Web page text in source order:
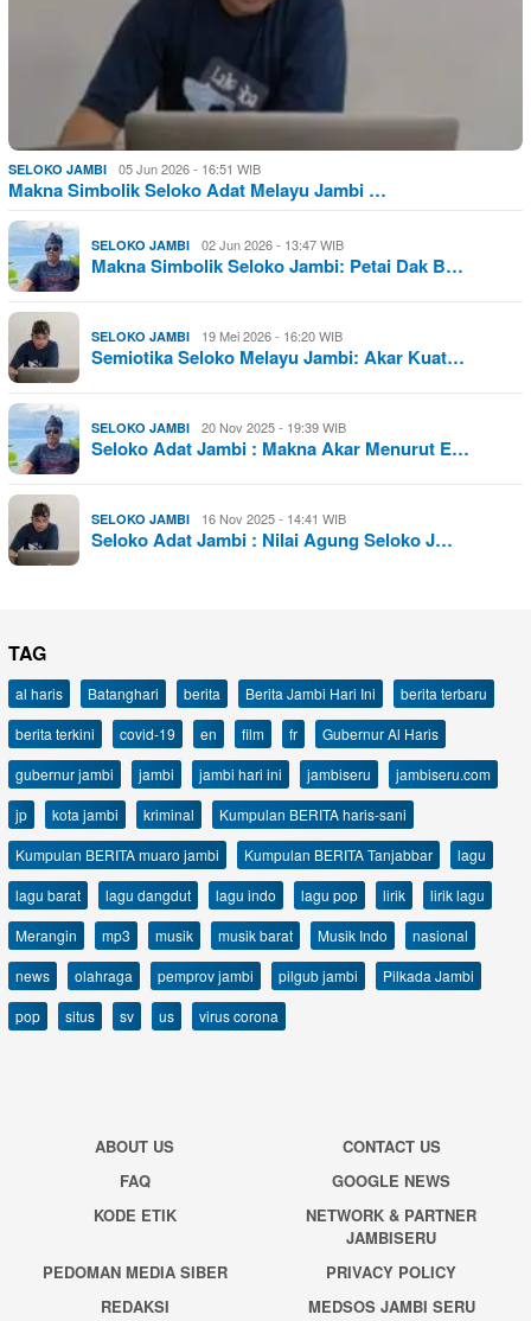
SELOKO JAMBI 05 Jun 2026 - 16:51 WIB
Makna Simbolik Seloko Adat Melayu Jambi …
SELOKO JAMBI 02 Jun 2026 - 13:47 WIB
Makna Simbolik Seloko Jambi: Petai Dak B…
SELOKO JAMBI 19 Mei 2026 - 16:20 WIB
Semiotika Seloko Melayu Jambi: Akar Kuat…
SELOKO JAMBI 20 Nov 2025 - 19:39 WIB
Seloko Adat Jambi : Makna Akar Menurut E…
SELOKO JAMBI 16 Nov 2025 - 14:41 WIB
Seloko Adat Jambi : Nilai Agung Seloko J…
TAG
al haris Batanghari berita Berita Jambi Hari Ini
berita terbaru
berita terkini
covid-19 en film fr
Gubernur Al Haris
gubernur jambi
jambi jambi hari ini jambiseru
jambiseru.com
jp
kota jambi kriminal
Kumpulan BERITA haris-sani
Kumpulan BERITA muaro jambi
Kumpulan BERITA Tanjabbar
lagu
lagu barat
lagu dangdut lagu indo lagu pop lirik
lirik lagu
Merangin
mp3 musik musik barat Musik Indo
nasional
news
olahraga pemprov jambi pilgub jambi
Pilkada Jambi
pop
situs sv us virus corona
ABOUT US
CONTACT US
FAQ
GOOGLE NEWS
KODE ETIK
NETWORK & PARTNER
JAMBISERU
PEDOMAN MEDIA SIBER
PRIVACY POLICY
REDAKSI
MEDSOS JAMBI SERU